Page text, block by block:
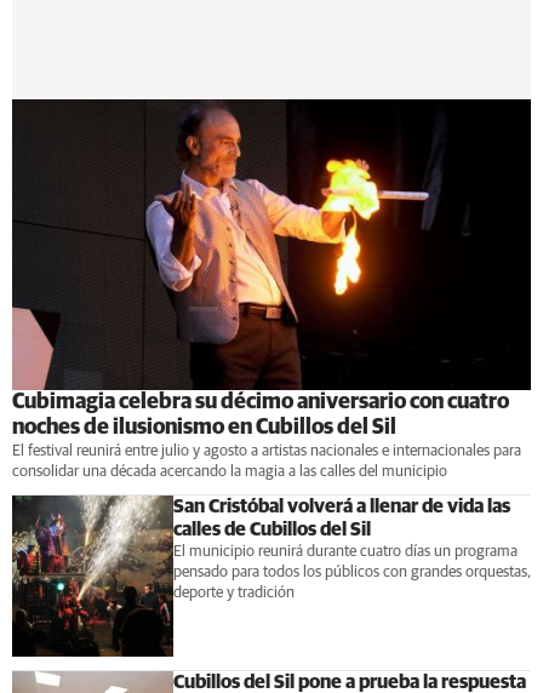
Cubimagia celebra su décimo aniversario con cuatro
noches de ilusionismo en Cubillos del Sil
El festival reunirá entre julio y agosto a artistas nacionales e internacionales para
consolidar una década acercando la magia a las calles del municipio
San Cristóbal volverá a llenar de vida las
calles de Cubillos del Sil
El municipio reunirá durante cuatro días un programa
pensado para todos los públicos con grandes orquestas,
deporte y tradición
Cubillos del Sil pone a prueba la respuesta